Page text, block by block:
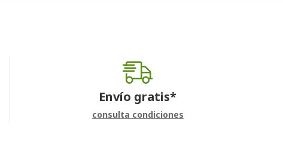
Envío gratis*
consulta condiciones